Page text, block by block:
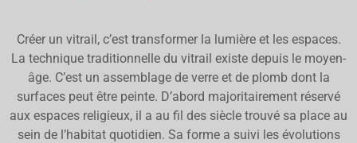
Créer un vitrail, c’est transformer la lumière et les espaces.
La technique traditionnelle du vitrail existe depuis le moyen-
âge. C’est un assemblage de verre et de plomb dont la
surfaces peut être peinte. D’abord majoritairement réservé
aux espaces religieux, il a au fil des siècle trouvé sa place au
sein de l’habitat quotidien. Sa forme a suivi les évolutions